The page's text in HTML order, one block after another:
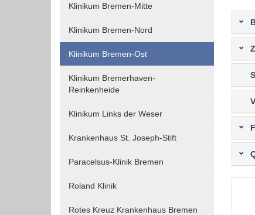
Klinikum Bremen-Mitte
Klinikum Bremen-Nord
Klinikum Bremen-Ost
Klinikum Bremerhaven-
Reinkenheide
Klinikum Links der Weser
Krankenhaus St. Joseph-Stift
Paracelsus-Klinik Bremen
Roland Klinik
Rotes Kreuz Krankenhaus Bremen
Funktionen und sind für die einwandfreie Funktion
der Website erforderlich.
Einverständnis-Cookie
Zweck:
ausgewählten Einverständnis-
Laufzeit: